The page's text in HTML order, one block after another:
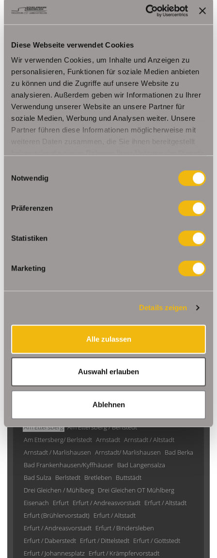
Diese Webseite verwendet Cookies
Wir verwenden Cookies, um Inhalte und Anzeigen zu
personalisieren, Funktionen für soziale Medien anbieten
zu können und die Zugriffe auf unsere Website zu
analysieren. Außerdem geben wir Informationen zu Ihrer
Verwendung unserer Website an unsere Partner für
soziale Medien, Werbung und Analysen weiter. Unsere
Partner führen diese Informationen möglicherweise mit
weiteren Daten zusammen, die Sie ihnen bereitgestellt
Notwendig
Präferenzen
Statistiken
Marketing
Details zeigen
Alle zulassen
Auswahl erlauben
Ablehnen
220,90 € VERMIETET
Buttstädt
Renovierte Singlewohnung mit Balkon
Etagenwohnung
WOHNFLÄCHE
1
ZIMMER
Am Ettersberg Am Ettersberg / Berlstedt
Am Ettersberg/ Berlstedt Arnstadt Arnstadt / Altstadt
Arnstadt / Marlishausen Arnstadt/ Marlishausen Bad Berka
Bad Frankenhausen/Kyffhäuser Bad Langensalza
Bad Sulza Berlstedt Bretleben Buttstädt
Drei Gleichen / Mühlberg Drei Gleichen OT Mühlberg
Eisenach Erfurt Erfurt / Andreasvorstadt Erfurt / Altstadt
Erfurt (Brühlervorstadt) Erfurt / Altstadt
Erfurt / Andreasvorstadt Erfurt / Bindersleben
Erfurt / Daberstedt Erfurt / Dittelstedt Erfurt / Gottstedt
Erfurt / Johannesplatz Erfurt / Krämpfervorstadt